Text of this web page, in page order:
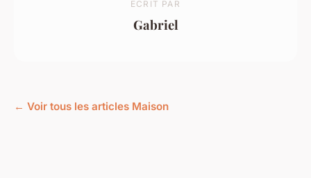
ECRIT PAR
Gabriel
← Voir tous les articles Maison